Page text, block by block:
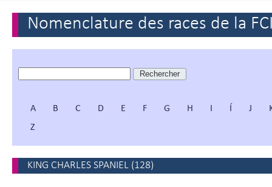
Nomenclature des races de la
A B C D E F G H I Í J
Z
KING CHARLES SPANIEL (128)